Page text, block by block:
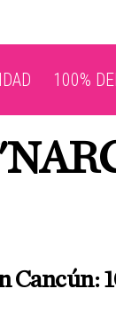
100%
Cancún: